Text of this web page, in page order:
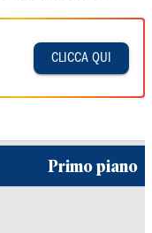
CLICCA QUI
Primo piano